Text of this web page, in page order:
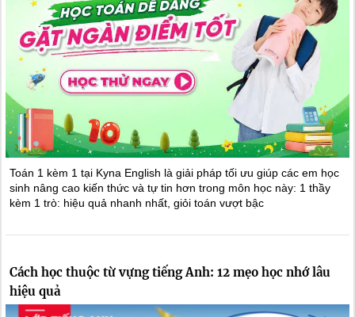
Toán 1 kèm 1 tại Kyna English là giải pháp tối ưu giúp các em học
sinh nâng cao kiến thức và tự tin hơn trong môn học này: 1 thầy
kèm 1 trò: hiệu quả nhanh nhất, giỏi toán vượt bậc
Cách học thuộc từ vựng tiếng Anh: 12 mẹo học nhớ lâu
hiệu quả